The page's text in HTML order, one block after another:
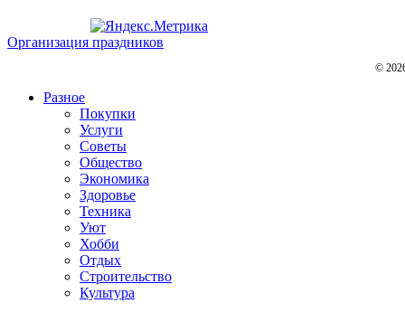
Организация праздников
©
Разное
Покупки
Услуги
Советы
Общество
Экономика
Здоровье
Техника
Уют
Хобби
Отдых
Строительство
Культура